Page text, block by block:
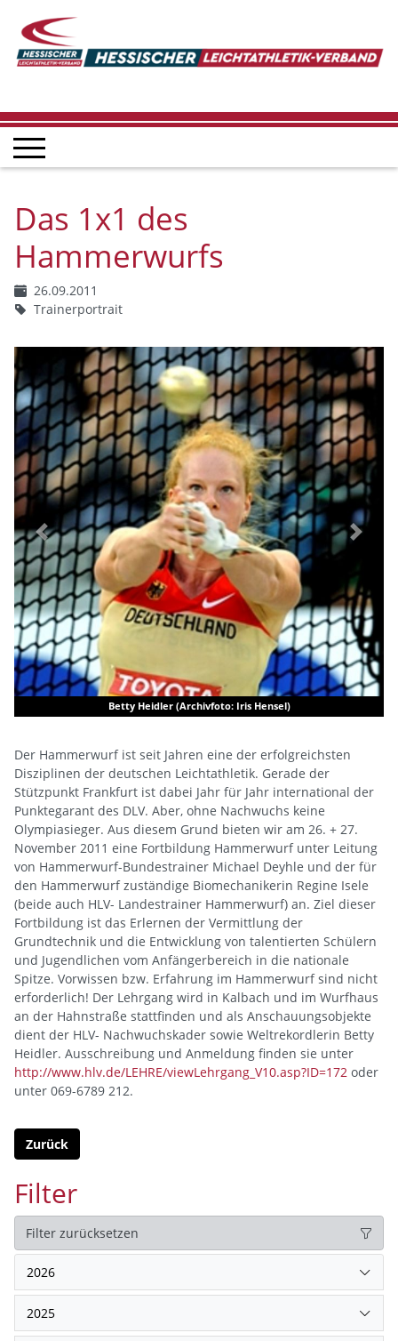
Das 1x1 des
Hammerwurfs
26.09.2011
Trainerportrait
Betty Heidler (Archivfoto: Iris Hensel)
Previous Next
Der Hammerwurf ist seit Jahren eine der erfolgreichsten
Disziplinen der deutschen Leichtathletik. Gerade der
Stützpunkt Frankfurt ist dabei Jahr für Jahr international der
Punktegarant des DLV. Aber, ohne Nachwuchs keine
Olympiasieger. Aus diesem Grund bieten wir am 26. + 27.
November 2011 eine Fortbildung Hammerwurf unter Leitung
von Hammerwurf-Bundestrainer Michael Deyhle und der für
den Hammerwurf zuständige Biomechanikerin Regine Isele
(beide auch HLV- Landestrainer Hammerwurf) an. Ziel dieser
Fortbildung ist das Erlernen der Vermittlung der
Grundtechnik und die Entwicklung von talentierten Schülern
und Jugendlichen vom Anfängerbereich in die nationale
Spitze. Vorwissen bzw. Erfahrung im Hammerwurf sind nicht
erforderlich! Der Lehrgang wird in Kalbach und im Wurfhaus
an der Hahnstraße stattfinden und als Anschauungsobjekte
dient der HLV- Nachwuchskader sowie Weltrekordlerin Betty
Heidler. Ausschreibung und Anmeldung finden sie unter
http://www.hlv.de/LEHRE/viewLehrgang_V10.asp?ID=172 oder
unter 069-6789 212.
Zurück
Filter
Filter zurücksetzen
2026
2025